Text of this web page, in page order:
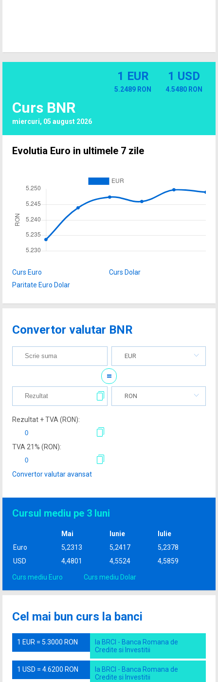
Curs BNR
miercuri, 05 august 2026
1 EUR
5.2489 RON
1 USD
4.5480 RON
Evolutia Euro in ultimele 7 zile
Curs Euro
Curs Dolar
Paritate Euro Dolar
Convertor valutar BNR
EUR
=
RON
Rezultat + TVA (RON):
TVA 21% (RON):
Convertor valutar avansat
Cursul mediu pe 3 luni
Mai Iunie
Iulie
Euro
5,2313 5,2417
5,2378
USD
4,4801 4,5524 4,5859
Curs mediu Euro Curs mediu Dolar
Cel mai bun curs la banci
1 EUR = 5.3000 RON
la BRCI - Banca Romana de
Credite si Investitii
1 USD = 4.6200 RON
la BRCI - Banca Romana de
Credite si Investitii